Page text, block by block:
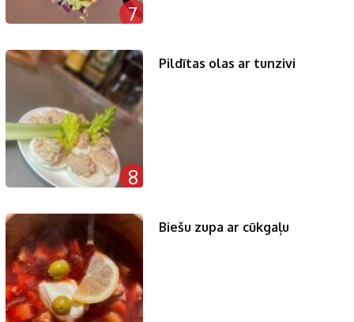
7
8
Pildītas olas ar tunzivi
Biešu zupa ar cūkgaļu